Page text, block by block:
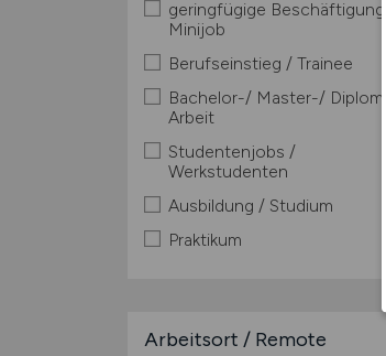
geringfügige Beschäftigung /
Minijob
Berufseinstieg / Trainee
Bachelor-/ Master-/ Diplom-
Arbeit
Studentenjobs /
Werkstudenten
Ausbildung / Studium
Praktikum
Arbeitsort / Remote